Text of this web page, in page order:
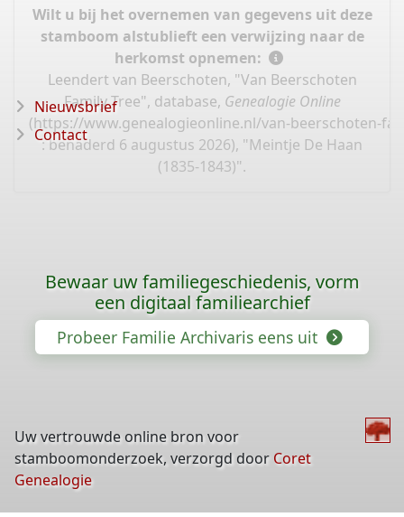
Wilt u bij het overnemen van gegevens uit deze
stamboom alstublieft een verwijzing naar de
herkomst opnemen:
Leendert van Beerschoten, "Van Beerschoten
Family Tree", database, Genealogie Online
(https://www.genealogieonline.nl/van-beerschoten-
: benaderd 6 augustus 2026), "Meintje De Haan
(1835-1843)".
Nieuwsbrief
Contact
Bewaar uw familiegeschiedenis, vorm
een digitaal familiearchief
Probeer Familie Archivaris eens uit
Uw vertrouwde online bron voor
stamboomonderzoek, verzorgd door Coret
Genealogie